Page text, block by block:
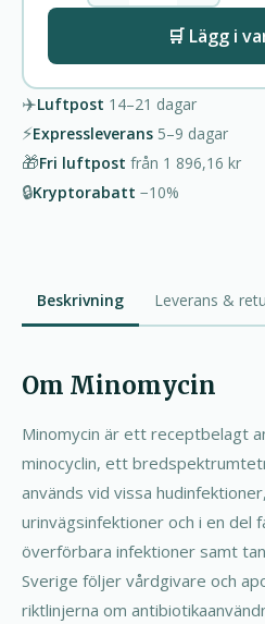
🛒 Lägg i
✈️Luftpost 14–21 dagar
⚡Expressleverans 5–9 dagar
🎁Fri luftpost från 1 896,16 kr
🔒Kryptorabatt −10%
Beskrivning Leverans &
Om Minomycin
Minomycin är ett receptbelagt
minocyclin, ett
används vid vissa
urinvägsinfektioner och i en del
överförbara infektioner samt
Sverige följer vårdgivare och
riktlinjerna om